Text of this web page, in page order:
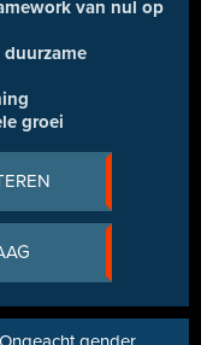
van nul op
duurzame
groei